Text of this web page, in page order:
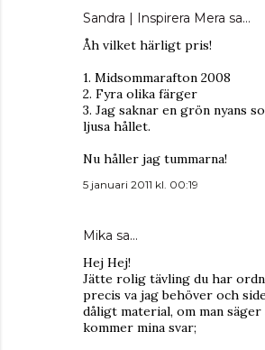
Sandra | Inspirera Mera sa…
Åh vilket härligt pris!
1. Midsommarafton 2008
2. Fyra olika färger
3. Jag saknar en grön nyans
ljusa hållet.
Nu håller jag tummarna!
5 januari 2011 kl. 00:19
Mika sa…
Hej Hej!
Jätte rolig tävling du har
precis va jag behöver och
dåligt material, om man säger
kommer mina svar;